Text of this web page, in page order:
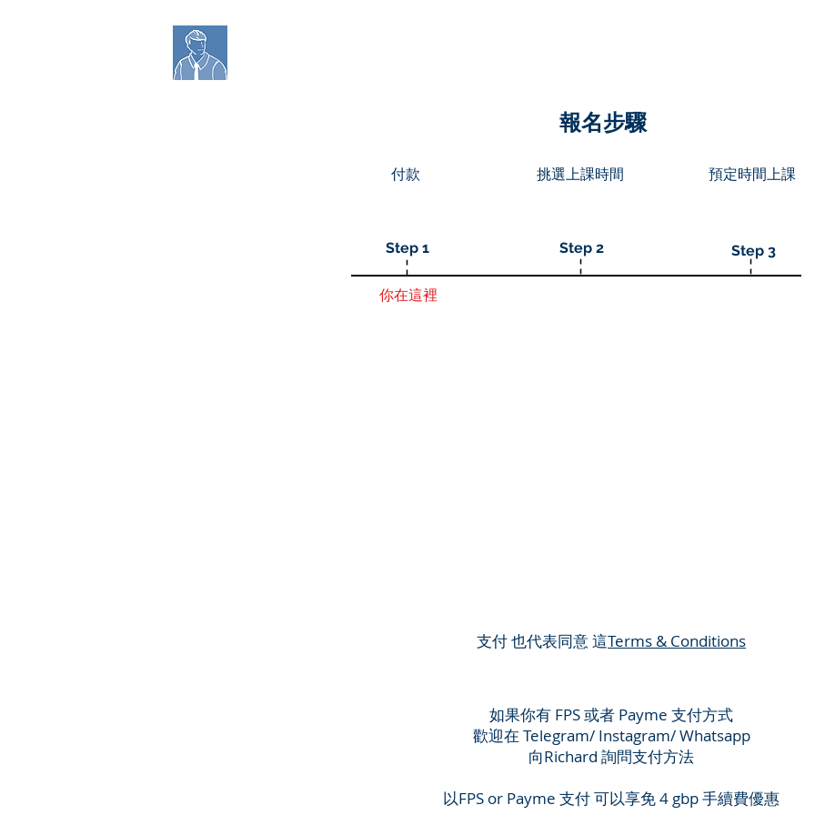
​報名步驟
付款
Step 1
挑選上課時間
Step 2
預定時間上課
Step 3
你在這裡
​支付 也代表同意 這Terms & Conditions
如果你有 FPS 或者 Payme 支付方式
歡迎在 Telegram/ Instagram/ Whatsapp
向Richard 詢問支付方法
​以FPS or Payme 支付 可以享免 4 gbp 手續費優惠